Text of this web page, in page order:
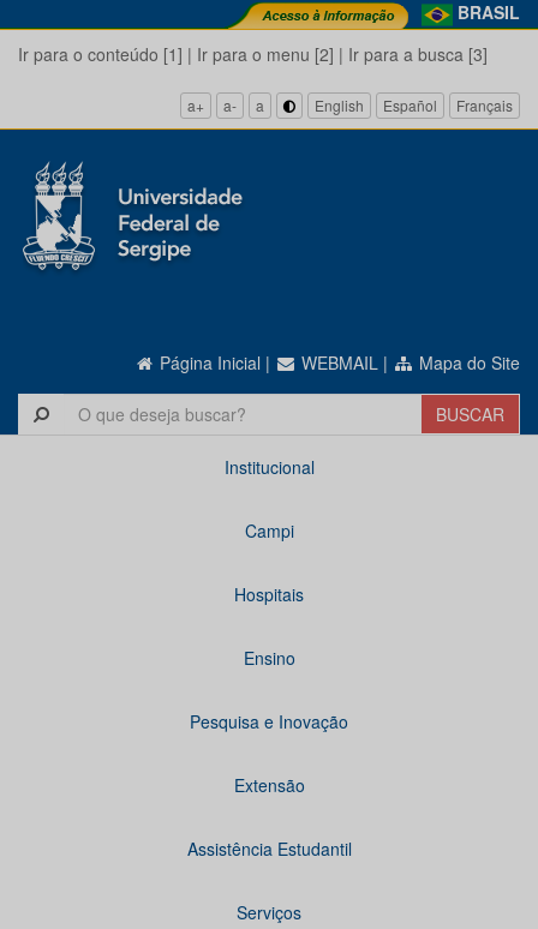
BRASIL
Ir para o conteúdo [1] | Ir para o menu [2] | Ir para a busca [3]
a+ a- a English Español Français
Página Inicial | WEBMAIL | Mapa do Site
Institucional
Campi
Hospitais
Ensino
Pesquisa e Inovação
Extensão
Assistência Estudantil
Serviços